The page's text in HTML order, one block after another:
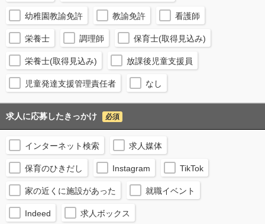
幼稚園教諭免許 教諭免許 看護師
栄養士 調理師 保育士(取得見込み)
栄養士(取得見込み) 放課後児童支援員
児童発達支援管理責任者 なし
求人に応募したきっかけ 必須
インターネット検索 求人媒体
保育のひきだし Instagram TikTok
家の近くに施設があった 就職イベント
Indeed 求人ボックス